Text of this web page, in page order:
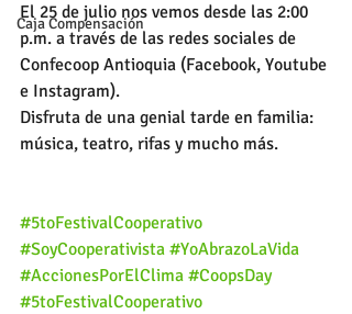
Caja Compensación
El 25 de julio nos vemos desde las 2:00
p.m. a través de las redes sociales de
Confecoop Antioquia (Facebook, Youtube
e Instagram).
Disfruta de una genial tarde en familia:
música, teatro, rifas y mucho más.
#5toFestivalCooperativo
#SoyCooperativista #YoAbrazoLaVida
#AccionesPorElClima #CoopsDay
#5toFestivalCooperativo